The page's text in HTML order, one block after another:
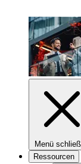
Menü
Ressourcen